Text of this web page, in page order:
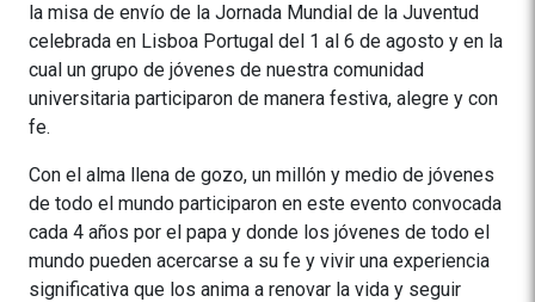
la misa de envío de la Jornada Mundial de la Juventud
celebrada en Lisboa Portugal del 1 al 6 de agosto y en la
cual un grupo de jóvenes de nuestra comunidad
universitaria participaron de manera festiva, alegre y con
fe.
Con el alma llena de gozo, un millón y medio de jóvenes
de todo el mundo participaron en este evento convocada
cada 4 años por el papa y donde los jóvenes de todo el
mundo pueden acercarse a su fe y vivir una experiencia
significativa que los anima a renovar la vida y seguir